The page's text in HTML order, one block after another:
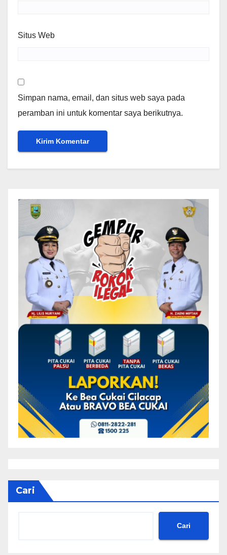
Situs Web
Simpan nama, email, dan situs web saya pada
peramban ini untuk komentar saya berikutnya.
Cari
Cari